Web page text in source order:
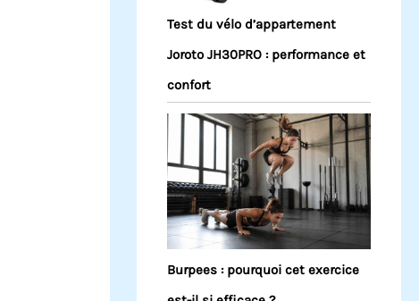
Test du vélo d’appartement
Joroto JH30PRO : performance et
confort
Burpees : pourquoi cet exercice